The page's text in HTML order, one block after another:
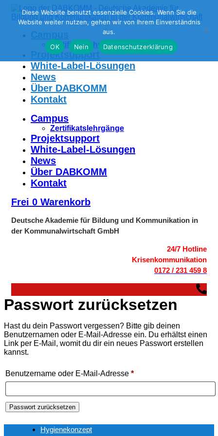
Inhalt
springen
Zertifikatslehrgänge
Projektsupport
White-Label-Lösungen
News
Über DABKOMM
Kontakt
Campus
Zertifikatslehrgänge
Projektsupport
White-Label-Lösungen
News
Über DABKOMM
Kontakt
Frei 0 Warenkorb
Deutsche Akademie für Bildung und Kommunikation in
der Kommunalwirtschaft GmbH
24/7 Hotline
Krisenkommunikation
0172 / 231 459 8
Passwort zurücksetzen
Hast du dein Passwort vergessen? Bitte gib deinen
Benutzernamen oder E-Mail-Adresse ein. Du erhältst einen
Link per E-Mail, womit du dir ein neues Passwort erstellen
kannst.
Benutzername oder E-Mail-Adresse *Erforderlich
Passwort zurücksetzen
Hygienekonzept
Diese Website benutzt essenzielle Cookies. Wenn Sie die
Website weiter nutzen, gehen wir von Ihrem Einverständnis
aus.
OK
Nein Datenschutzerklärung